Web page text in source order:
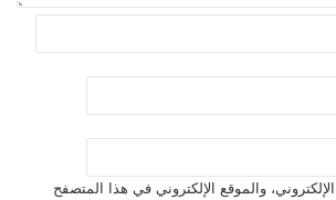
والموقع الإلكتروني في هذا المتصفح